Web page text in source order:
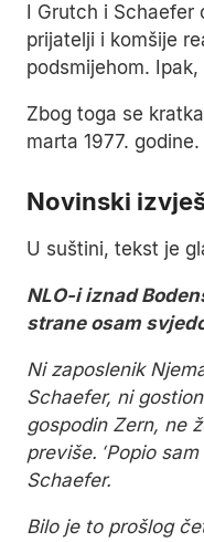
I Grutch i
prijatelji i komšije
podsmijehom.
Zbog toga se
marta 1977. godine.
Novinski
U suštini, tekst je
NLO-i iznad
strane osam
Ni zaposlenik
Schaefer, ni
gospodin Zern, ne
previše. ‘Popio
Schaefer.
Bilo je to prošlog